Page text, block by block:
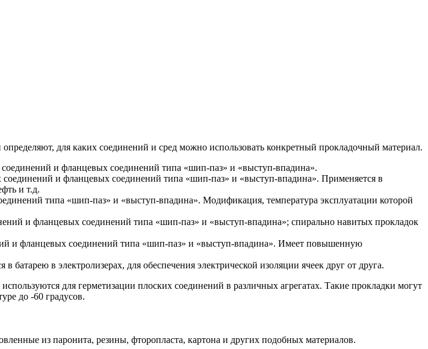
для каких соединений и сред можно использовать конкретный прокладочный материал.
и фланцевых соединений типа «шип-паз» и «выступ-впадина».
и фланцевых соединений типа «шип-паз» и «выступ-впадина». Применяется в
и т.д.
типа «шип-паз» и «выступ-впадина». Модификация, температура эксплуатации которой
и фланцевых соединений типа «шип-паз» и «выступ-впадина»; спирально навитых прокладок
и фланцевых соединений типа «шип-паз» и «выступ-впадина». Имеет повышенную
в электролизерах, для обеспечения электрической изоляции ячеек друг от друга.
для герметизации плоских соединений в различных агрегатах. Такие прокладки могут
до -60 градусов.
из паронита, резины, фторопласта, картона и других подобных материалов.